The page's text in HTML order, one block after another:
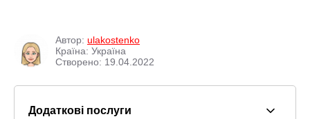
Автор: ulakostenko
Країна: Україна
Створено: 19.04.2022
Додаткові послуги